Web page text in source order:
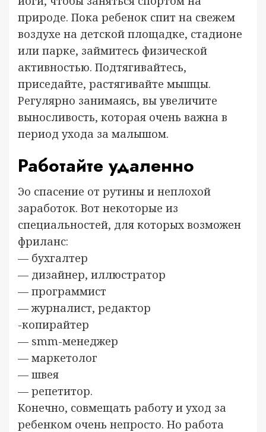
природе. Пока ребенок спит на свежем
воздухе на детской площадке, стадионе
или парке, займитесь физической
активностью. Подтягивайтесь,
приседайте, растягивайте мышцы.
Регулярно занимаясь, вы увеличите
выносливость, которая очень важна в
период ухода за малышом.
Работайте удаленно
Эо спасение от рутины и неплохой
заработок. Вот некоторые из
специальностей, для которых возможен
фриланс:
— бухгалтер
— дизайнер, иллюстратор
— программист
— журналист, редактор
-копирайтер
— smm-менеджер
— маркетолог
— швея
— репетитор.
Конечно, совмещать работу и уход за
ребенком очень непросто. Но работа